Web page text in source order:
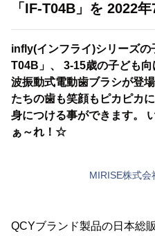
「IF-T04B」を 2022
infly(インフライ)シリーズの
T04B」、 3-15歳の子ども
波振動式電動歯ブラシが登
たちの歯も笑顔もピカピカ
身につける事ができます。
ぁ～れ！☆
MIRISE株式会
QCYブランド製品の日本総